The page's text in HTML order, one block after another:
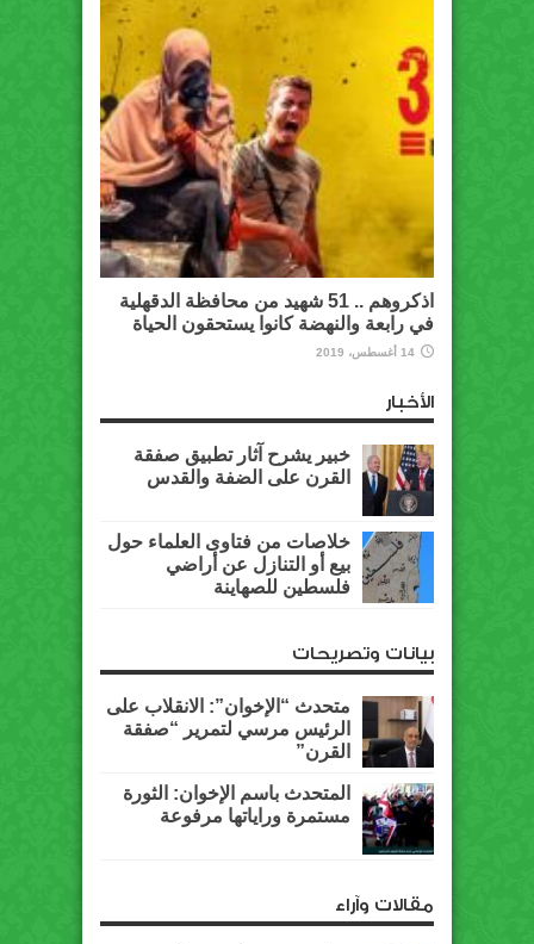
اذكروهم .. 51 شهيد من محافظة الدقهلية
في رابعة والنهضة كانوا يستحقون الحياة
14 أغسطس، 2019
الأخبار
خبير يشرح آثار تطبيق صفقة
القرن على الضفة والقدس
خلاصات من فتاوى العلماء حول
بيع أو التنازل عن أراضي
فلسطين للصهاينة
بيانات وتصريحات
متحدث “الإخوان”: الانقلاب على
الرئيس مرسي لتمرير “صفقة
القرن”
المتحدث باسم الإخوان: الثورة
مستمرة وراياتها مرفوعة
مقالات وآراء